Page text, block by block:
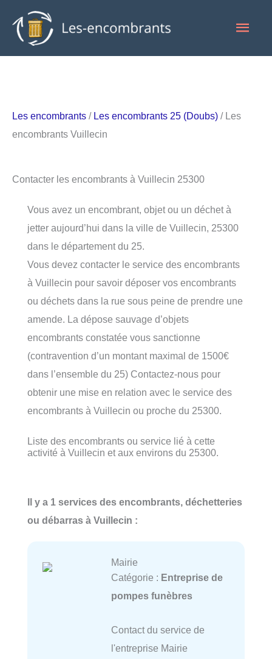
contenu
Les encombrants / Les encombrants 25 (Doubs) / Les
encombrants Vuillecin
Contacter les encombrants à Vuillecin 25300
Vous avez un encombrant, objet ou un déchet à
jetter aujourd’hui dans la ville de Vuillecin, 25300
dans le département du 25.
Vous devez contacter le service des encombrants
à Vuillecin pour savoir déposer vos encombrants
ou déchets dans la rue sous peine de prendre une
amende. La dépose sauvage d’objets
encombrants constatée vous sanctionne
(contravention d’un montant maximal de 1500€
dans l’ensemble du 25) Contactez-nous pour
obtenir une mise en relation avec le service des
encombrants à Vuillecin ou proche du 25300.
Liste des encombrants ou service lié à cette
activité à Vuillecin et aux environs du 25300.
Il y a 1 services des encombrants, déchetteries
ou débarras à Vuillecin :
Mairie
Catégorie : Entreprise de
pompes funèbres
Contact du service de
l'entreprise Mairie